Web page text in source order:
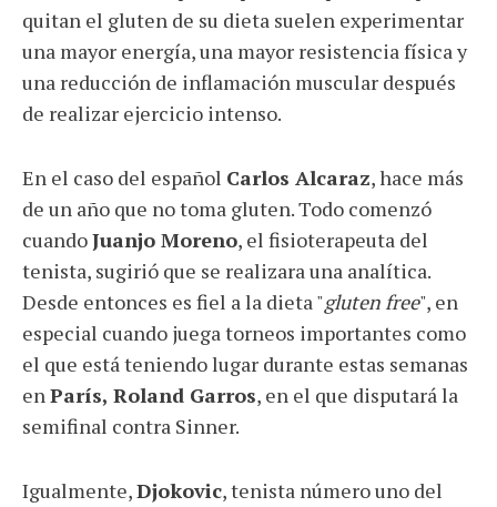
quitan el gluten de su dieta suelen experimentar
una mayor energía, una mayor resistencia física y
una reducción de inflamación muscular después
de realizar ejercicio intenso.
En el caso del español Carlos Alcaraz, hace más
de un año que no toma gluten. Todo comenzó
cuandoJuanjo Moreno, el fisioterapeuta del
tenista, sugirió que se realizara una analítica.
Desde entonces es fiel a la dieta "gluten free", en
especial cuando juega torneos importantes como
el que está teniendo lugar durante estas semanas
enParís, Roland Garros, en el que disputará la
semifinal contra Sinner.
Igualmente,Djokovic, tenista número uno del